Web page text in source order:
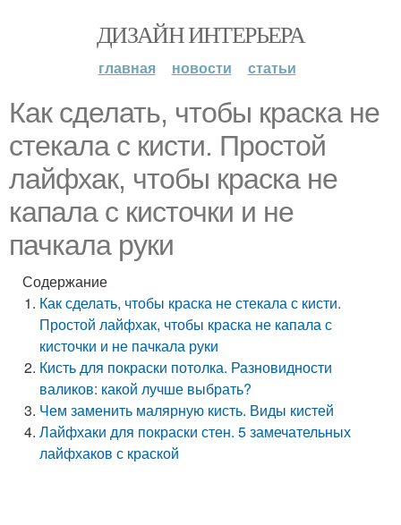
ДИЗАЙН ИНТЕРЬЕРА
главная новости статьи
Как сделать, чтобы краска не
стекала с кисти. Простой
лайфхак, чтобы краска не
капала с кисточки и не
пачкала руки
Содержание
Как сделать, чтобы краска не стекала с кисти.
Простой лайфхак, чтобы краска не капала с
кисточки и не пачкала руки
Кисть для покраски потолка. Разновидности
валиков: какой лучше выбрать?
Чем заменить малярную кисть. Виды кистей
Лайфхаки для покраски стен. 5 замечательных
лайфхаков с краской